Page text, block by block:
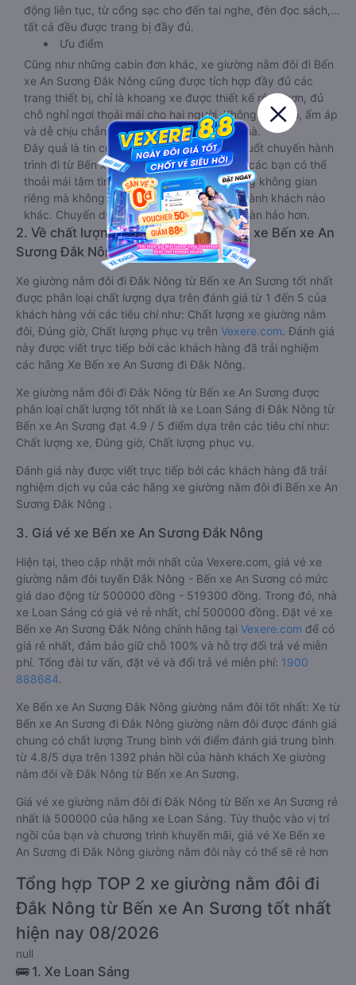
động liên tục, từ cổng sạc cho đến tai nghe, đèn đọc sách,…
tất cả đều được trang bị đầy đủ.
Ưu điểm
Cũng như những cabin đơn khác, xe giường nằm đôi đi Bến
xe An Sương Đắk Nông cũng được tích hợp đầy đủ các
trang thiết bị, chỉ là khoang xe được thiết kế rộng hơn, đủ
chỗ nghỉ ngơi thoải mái cho hai người. Không gian đó, ấm áp
và dễ chịu chẳng khác chi căn phòng tại nhà.
Đây quả là tin cực vui với các cặp đôi bởi suốt chuyến hành
trình đi từ Bến xe An Sương đến Đắk Nông các bạn có thể
thoải mái tâm tình, trò chuyện với nhau trong không gian
riêng mà không sợ ảnh hưởng đến bất cứ hành khách nào
khác. Chuyến du lịch vì thế cũng trở nên hoàn hảo hơn.
2. Về chất lượng, review, đánh giá nhà xe Bến xe An
Sương Đắk Nông giường nằm đôi
Xe giường nằm đôi đi Đắk Nông từ Bến xe An Sương tốt nhất
được phân loại chất lượng dựa trên đánh giá từ 1 đến 5 của
khách hàng với các tiêu chí như: Chất lượng xe giường nằm
đôi, Đúng giờ, Chất lượng phục vụ trên Vexere.com. Đánh giá
này được viết trực tiếp bởi các khách hàng đã trải nghiệm
các hãng Xe Bến xe An Sương đi Đắk Nông.
Xe giường nằm đôi đi Đắk Nông từ Bến xe An Sương được
phân loại chất lượng tốt nhất là xe Loan Sáng đi Đắk Nông từ
Bến xe An Sương đạt 4.9 / 5 điểm dựa trên các tiêu chí như:
Chất lượng xe, Đúng giờ, Chất lượng phục vụ.
Đánh giá này được viết trực tiếp bởi các khách hàng đã trải
nghiệm dịch vụ của các hãng xe giường nằm đôi đi Bến xe An
Sương Đắk Nông .
3. Giá vé xe Bến xe An Sương Đắk Nông
Hiện tại, theo cập nhật mới nhất của Vexere.com, giá vé xe
giường nằm đôi tuyến Đắk Nông - Bến xe An Sương có mức
giá dao động từ 500000 đồng - 519300 đồng. Trong đó, nhà
xe Loan Sáng có giá vé rẻ nhất, chỉ 500000 đồng. Đặt vé xe
Bến xe An Sương Đắk Nông chính hãng tại Vexere.com để có
giá rẻ nhất, đảm bảo giữ chỗ 100% và hỗ trợ đổi trả vé miễn
phí. Tổng đài tư vấn, đặt vé và đổi trả vé miễn phí: 1900
888684.
Xe Bến xe An Sương Đắk Nông giường nằm đôi tốt nhất: Xe từ
Bến xe An Sương đi Đắk Nông giường nằm đôi được đánh giá
chung có chất lượng Trung bình với điểm đánh giá trung bình
từ 4.8/5 dựa trên 1392 phản hồi của hành khách Xe giường
nằm đôi về Đắk Nông từ Bến xe An Sương.
Giá vé xe giường nằm đôi đi Đắk Nông từ Bến xe An Sương rẻ
nhất là 500000 của hãng xe Loan Sáng. Tùy thuộc vào vị trí
ngồi của bạn và chương trình khuyến mãi, giá vé Xe Bến xe
An Sương đi Đắk Nông giường nằm đôi này có thể sẽ rẻ hơn
Tổng hợp TOP 2 xe giường nằm đôi đi
Đắk Nông từ Bến xe An Sương tốt nhất
hiện nay 08/2026
null
🚌 1. Xe Loan Sáng